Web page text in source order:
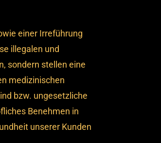
einer Irreführung
illegalen und
sondern stellen eine
medizinischen
bzw. ungesetzliche
Benehmen in
unserer Kunden